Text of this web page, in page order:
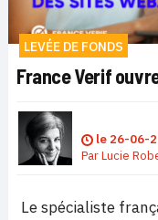
LEVÉE DE FONDS
France Verif
le 26-06-
ParLucie
Le spécialiste